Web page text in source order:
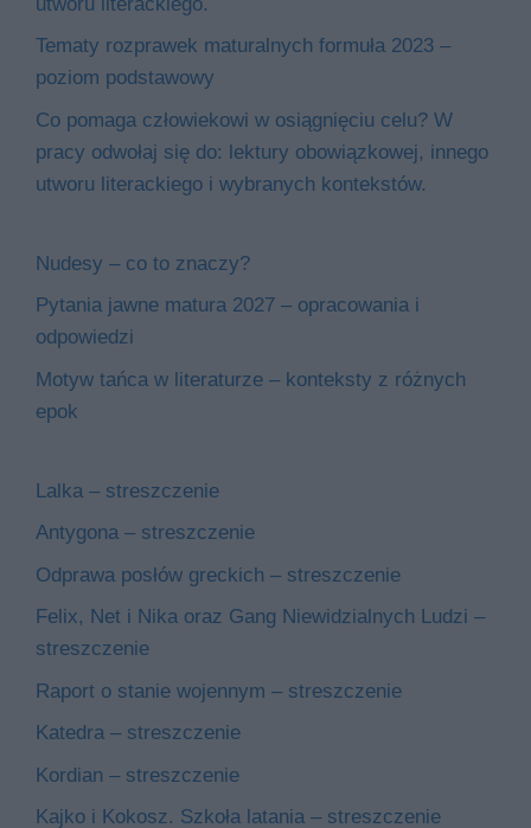
Tematy rozprawek maturalnych formuła 2023 –
poziom podstawowy
Co pomaga człowiekowi w osiągnięciu celu? W
pracy odwołaj się do: lektury obowiązkowej, innego
utworu literackiego i wybranych kontekstów.
Nudesy – co to znaczy?
Pytania jawne matura 2027 – opracowania i
odpowiedzi
Motyw tańca w literaturze – konteksty z różnych
epok
Lalka – streszczenie
Antygona – streszczenie
Odprawa posłów greckich – streszczenie
Felix, Net i Nika oraz Gang Niewidzialnych Ludzi –
streszczenie
Raport o stanie wojennym – streszczenie
Katedra – streszczenie
Kordian – streszczenie
Kajko i Kokosz. Szkoła latania – streszczenie